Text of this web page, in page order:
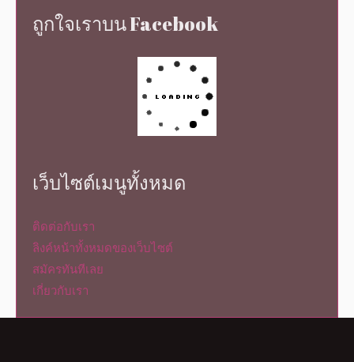
ถูกใจเราบน Facebook
เว็บไซต์เมนูทั้งหมด
ติดต่อกับเรา
ลิงค์หน้าทั้งหมดของเว็บไซต์
สมัครทันทีเลย
เกี่ยวกับเรา